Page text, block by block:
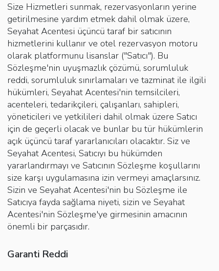
Size Hizmetleri sunmak, rezervasyonların yerine
getirilmesine yardım etmek dahil olmak üzere,
Seyahat Acentesi üçüncü taraf bir satıcının
hizmetlerini kullanır ve otel rezervasyon motoru
olarak platformunu lisanslar ("Satıcı"). Bu
Sözleşme'nin uyuşmazlık çözümü, sorumluluk
reddi, sorumluluk sınırlamaları ve tazminat ile ilgili
hükümleri, Seyahat Acentesi'nin temsilcileri,
acenteleri, tedarikçileri, çalışanları, sahipleri,
yöneticileri ve yetkilileri dahil olmak üzere Satıcı
için de geçerli olacak ve bunlar bu tür hükümlerin
açık üçüncü taraf yararlanıcıları olacaktır. Siz ve
Seyahat Acentesi, Satıcıyı bu hükümden
yararlandırmayı ve Satıcının Sözleşme koşullarını
size karşı uygulamasına izin vermeyi amaçlarsınız.
Sizin ve Seyahat Acentesi'nin bu Sözleşme ile
Satıcıya fayda sağlama niyeti, sizin ve Seyahat
Acentesi'nin Sözleşme'ye girmesinin amacının
önemli bir parçasıdır.
Garanti Reddi